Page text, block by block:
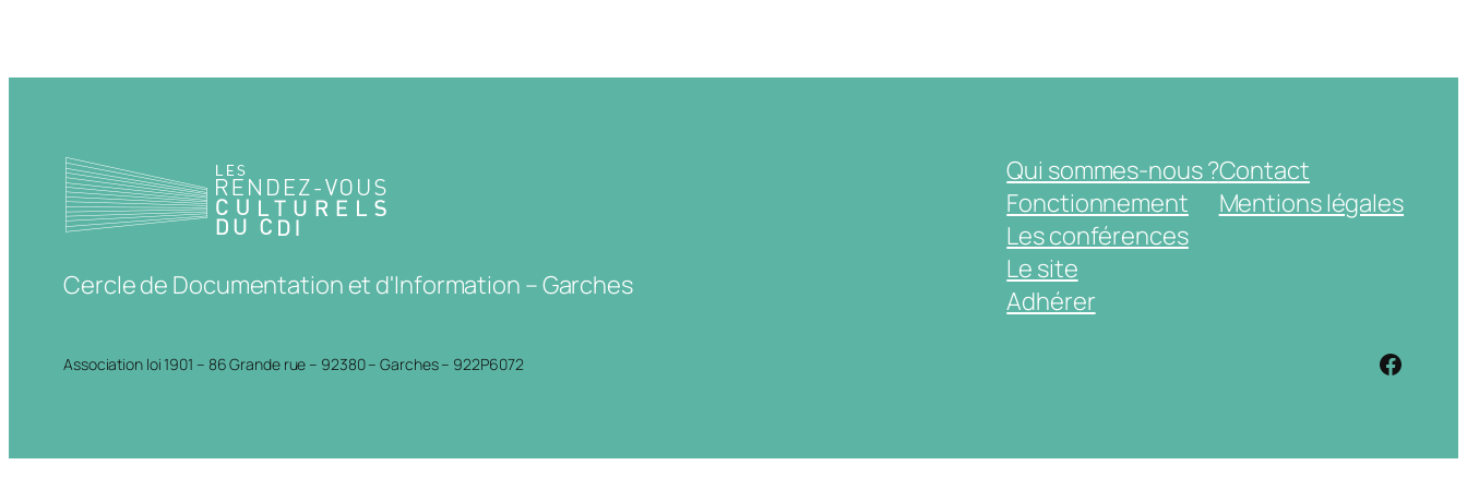
Cercle de Documentation et d'Information – Garches
Qui sommes-nous ?
Fonctionnement
Les conférences
Le site
Adhérer
Contact
Mentions légales
Association loi 1901 – 86 Grande rue – 92380 – Garches – 922P6072